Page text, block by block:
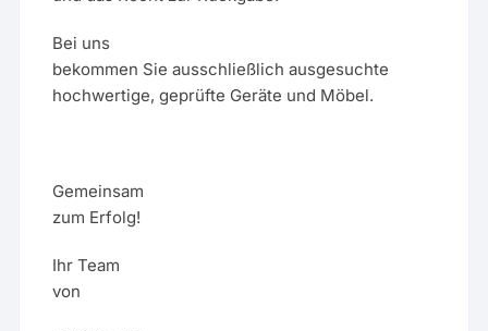
Bei uns
bekommen Sie ausschließlich ausgesuchte
hochwertige, geprüfte Geräte und Möbel.
Gemeinsam
zum Erfolg!
Ihr Team
von